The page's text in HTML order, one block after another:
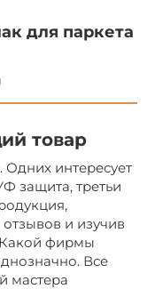
для паркета
товар
интересует
защита, третьи
и изучив
Какой фирмы
Все
мастера